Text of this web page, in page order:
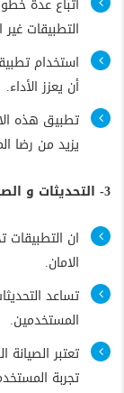
اتباع عدة
التطبيقات
استخدام
أن يعزز الأداء.
تطبيق هذه
يزيد من رضا
3- التحديثات و الصيانة للتطبيقات
ان التطبيقات
الامان.
تساعد
المستخدمين.
تعتبر
تجربة